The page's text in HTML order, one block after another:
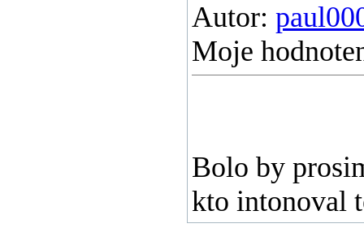
Autor:
Moje
Bolo by
kto intonoval